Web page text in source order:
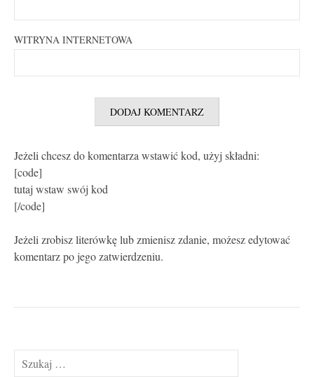
WITRYNA INTERNETOWA
Jeżeli chcesz do komentarza wstawić kod, użyj składni:
[code]
tutaj wstaw swój kod
[/code]
Jeżeli zrobisz literówkę lub zmienisz zdanie, możesz edytować
komentarz po jego zatwierdzeniu.
Szukaj: